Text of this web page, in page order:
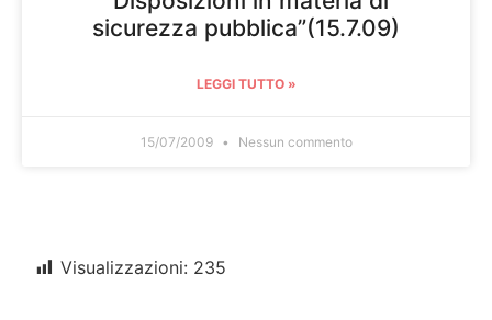
sicurezza pubblica”(15.7.09)
LEGGI TUTTO »
15/07/2009 Nessun commento
Visualizzazioni: 235